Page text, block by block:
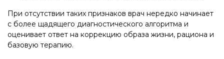
При отсутствии таких признаков врач нередко начинает
с более щадящего диагностического алгоритма и
оценивает ответ на коррекцию образа жизни, рациона и
базовую терапию.